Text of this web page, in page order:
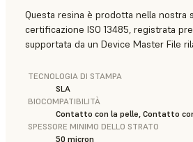
Questa resina è prodotta nella nostra
certificazione ISO 13485, registrata
supportata da un Device Master File
TECNOLOGIA DI STAMPA
SLA
BIOCOMPATIBILITÀ
Contatto con la pelle, Contatto
SPESSORE MINIMO DELLO STRATO
50 micron